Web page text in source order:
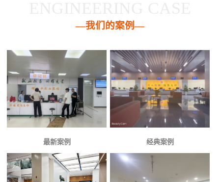
—我们的案例—
最新案例 经典案例